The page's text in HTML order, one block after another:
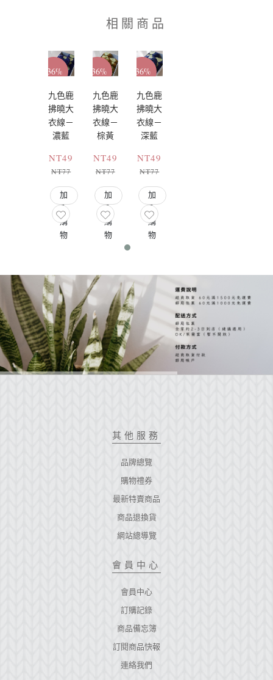
相關商品
-36%
九色鹿
拂曉大
衣線－
濃藍
NT49
NT77
加
入
購
物
-36%
九色鹿
拂曉大
衣線－
棕黃
NT49
NT77
加
入
購
物
-36%
九色鹿
拂曉大
衣線－
深藍
NT49
NT77
加
入
購
物
其他服務
品牌總覽
購物禮券
最新特賣商品
商品退換貨
網站總導覽
會員中心
會員中心
訂購記錄
商品備忘簿
訂閱商品快報
連絡我們